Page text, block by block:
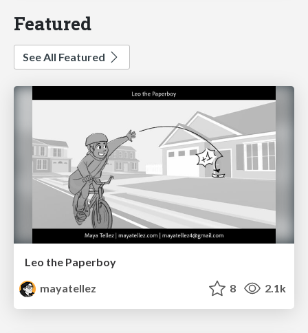
Featured
See All Featured
Leo the Paperboy
mayatellez
8 2.1k